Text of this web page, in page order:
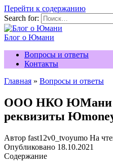
Перейти к содержанию
Search for:
Блог о Юмани
Вопросы и ответы
Контакты
Главная » Вопросы и ответы
ООО НКО ЮМани —
реквизиты
Автор fast12v0_tvoyumo На
Опубликовано 18.10.2021
Содержание